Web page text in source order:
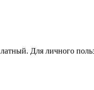
Для личного